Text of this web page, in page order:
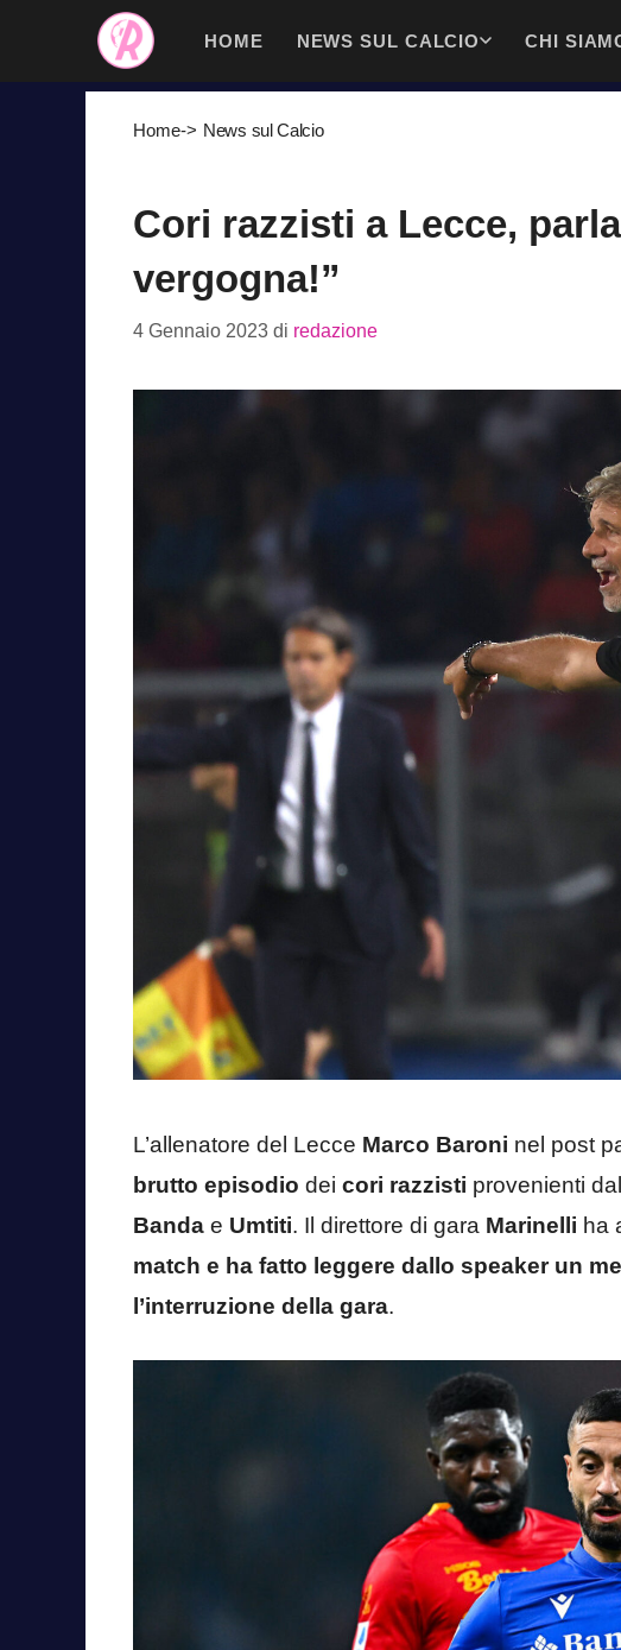
contenuto
HOME NEWS SUL CALCIO CHI
Home-> News sul Calcio
Cori razzisti a Lecce,
vergogna!”
4 Gennaio 2023 di redazione
L’allenatore del Lecce Marco Baroni nel post
brutto episodio dei cori razzisti provenienti dal
Banda e Umtiti. Il direttore di gara Marinelli ha
match e ha fatto leggere dallo speaker un
l’interruzione della gara.